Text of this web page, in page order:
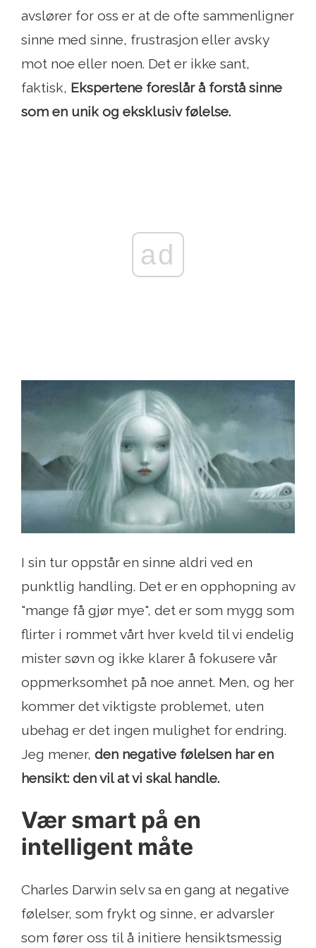
avslører for oss er at de ofte sammenligner
sinne med sinne, frustrasjon eller avsky
mot noe eller noen. Det er ikke sant,
faktisk, Ekspertene foreslår å forstå sinne
som en unik og eksklusiv følelse.
ad
I sin tur oppstår en sinne aldri ved en
punktlig handling. Det er en opphopning av
"mange få gjør mye", det er som mygg som
flirter i rommet vårt hver kveld til vi endelig
mister søvn og ikke klarer å fokusere vår
oppmerksomhet på noe annet. Men, og her
kommer det viktigste problemet, uten
ubehag er det ingen mulighet for endring.
Jeg mener, den negative følelsen har en
hensikt: den vil at vi skal handle.
Vær smart på en
intelligent måte
Charles Darwin selv sa en gang at negative
følelser, som frykt og sinne, er advarsler
som fører oss til å initiere hensiktsmessig